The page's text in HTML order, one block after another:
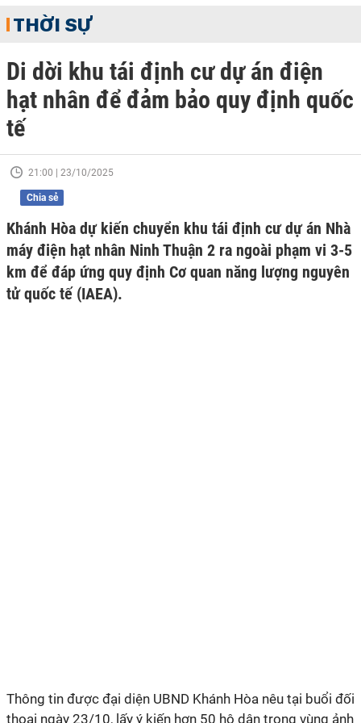
THỜI SỰ
Di dời khu tái định cư dự án điện
hạt nhân để đảm bảo quy định quốc
tế
21:00 | 23/10/2025
Chia sẻ
Khánh Hòa dự kiến chuyển khu tái định cư dự án Nhà
máy điện hạt nhân Ninh Thuận 2 ra ngoài phạm vi 3-5
km để đáp ứng quy định Cơ quan năng lượng nguyên
tử quốc tế (IAEA).
Thông tin được đại diện UBND Khánh Hòa nêu tại buổi đối
thoại ngày 23/10, lấy ý kiến hơn 50 hộ dân trong vùng ảnh